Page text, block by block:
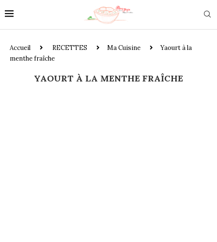
Accueil RECETTES Ma Cuisine
Yaourt à la
menthe fraîche
YAOURT À LA MENTHE FRAÎCHE